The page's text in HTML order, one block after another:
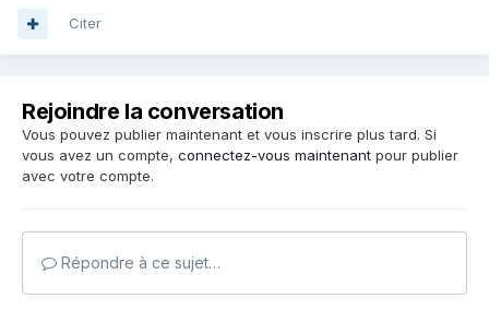
Citer
Rejoindre la conversation
Vous pouvez publier maintenant et vous inscrire plus tard. Si
vous avez un compte, connectez-vous maintenant pour publier
avec votre compte.
Répondre à ce sujet…